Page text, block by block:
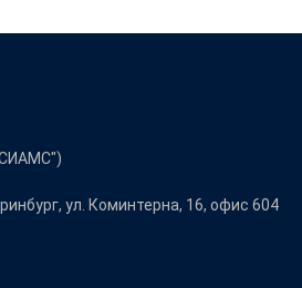
ул. Коминтерна, 16, офис 604